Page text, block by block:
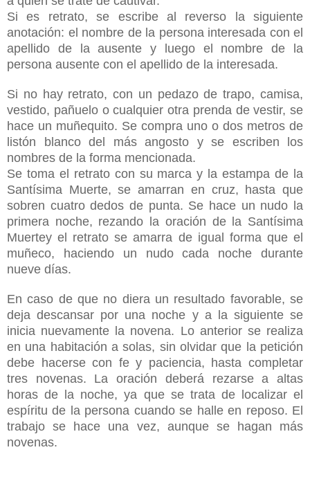
Si es retrato, se escribe al reverso la siguiente
anotación: el nombre de la persona interesada con el
apellido de la ausente y luego el nombre de la
persona ausente con el apellido de la interesada.
Si no hay retrato, con un pedazo de trapo, camisa,
vestido, pañuelo o cualquier otra prenda de vestir, se
hace un muñequito. Se compra uno o dos metros de
listón blanco del más angosto y se escriben los
nombres de la forma mencionada.
Se toma el retrato con su marca y la estampa de la
Santísima Muerte, se amarran en cruz, hasta que
sobren cuatro dedos de punta. Se hace un nudo la
primera noche, rezando la oración de la Santísima
Muertey el retrato se amarra de igual forma que el
muñeco, haciendo un nudo cada noche durante
nueve días.
En caso de que no diera un resultado favorable, se
deja descansar por una noche y a la siguiente se
inicia nuevamente la novena. Lo anterior se realiza
en una habitación a solas, sin olvidar que la petición
debe hacerse con fe y paciencia, hasta completar
tres novenas. La oración deberá rezarse a altas
horas de la noche, ya que se trata de localizar el
espíritu de la persona cuando se halle en reposo. El
trabajo se hace una vez, aunque se hagan más
novenas.